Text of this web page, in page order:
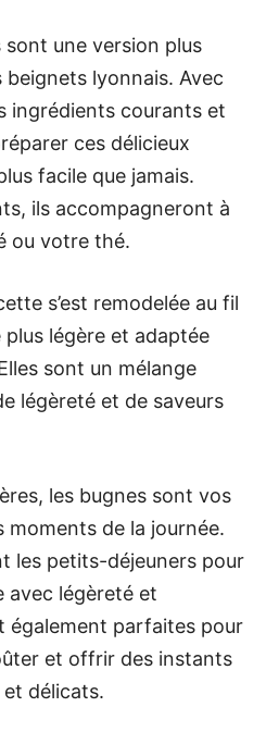
sont une version plus
beignets lyonnais. Avec
ingrédients courants et
ces délicieux
facile que jamais.
ils accompagneront à
ou votre thé.
s’est remodelée au fil
légère et adaptée
sont un mélange
légèreté et de saveurs
les bugnes sont vos
moments de la journée.
les petits-déjeuners pour
avec légèreté et
également parfaites pour
et offrir des instants
délicats.